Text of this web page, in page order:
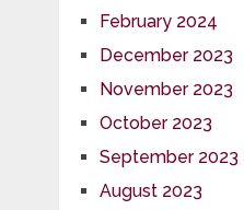
February 2024
December 2023
November 2023
October 2023
September 2023
August 2023